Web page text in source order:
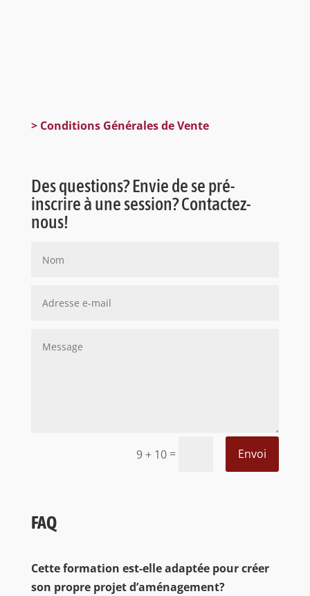
> Conditions Générales de Vente
Des questions? Envie de se pré-
inscrire à une session? Contactez-
nous!
9 + 10 = Envoi
FAQ
Cette formation est-elle adaptée pour créer
son propre projet d’aménagement?